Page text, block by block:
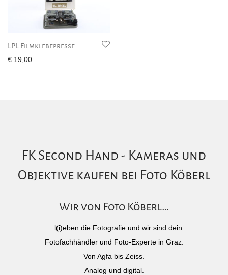
LPL Filmklebepresse
€ 19,00
FK Second Hand - Kameras und
Objektive kaufen bei Foto Köberl
Wir von Foto Köberl…
... l(i)eben die Fotografie und wir sind dein
Fotofachhändler und Foto-Experte in Graz.
Von Agfa bis Zeiss.
Analog und digital.